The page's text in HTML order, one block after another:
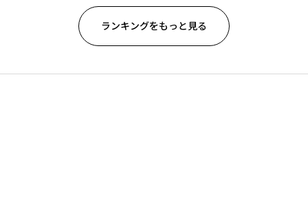
ランキングをもっと見る